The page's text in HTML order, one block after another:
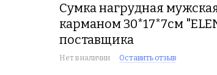
Сумка нагрудная
карманом 30*17*7см
поставщика
Нет в наличии Оставить отзыв